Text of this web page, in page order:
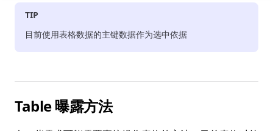
TIP
目前使用表格数据的主键数据作为选中依据
Table 曝露方法